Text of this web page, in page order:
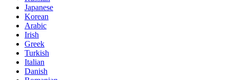
Japanese
Korean
Arabic
Irish
Greek
Turkish
Italian
Danish